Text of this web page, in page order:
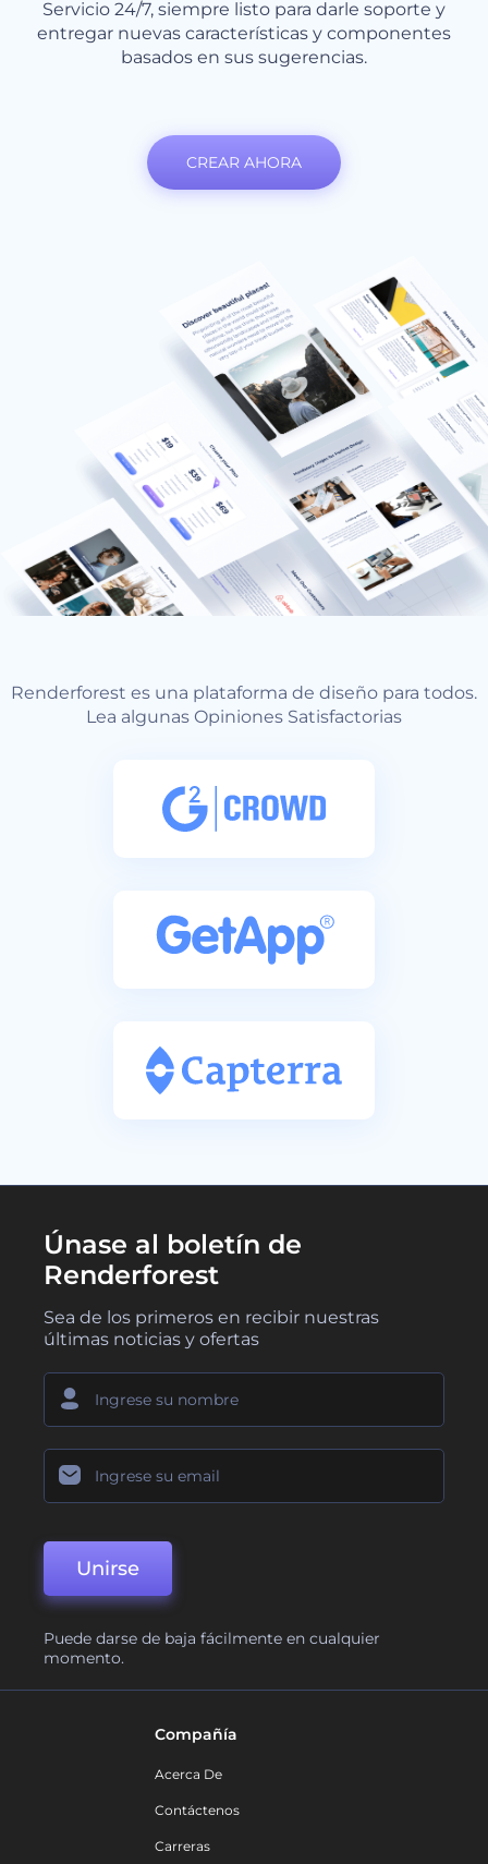
Servicio 24/7, siempre listo para darle soporte y
entregar nuevas características y componentes
basados en sus sugerencias.
CREAR AHORA
Renderforest es una plataforma de diseño para todos.
Lea algunas Opiniones Satisfactorias
Únase al boletín de
Renderforest
Sea de los primeros en recibir nuestras
últimas noticias y ofertas
Unirse
Puede darse de baja fácilmente en cualquier
momento.
Compañía
Acerca De
Contáctenos
Carreras